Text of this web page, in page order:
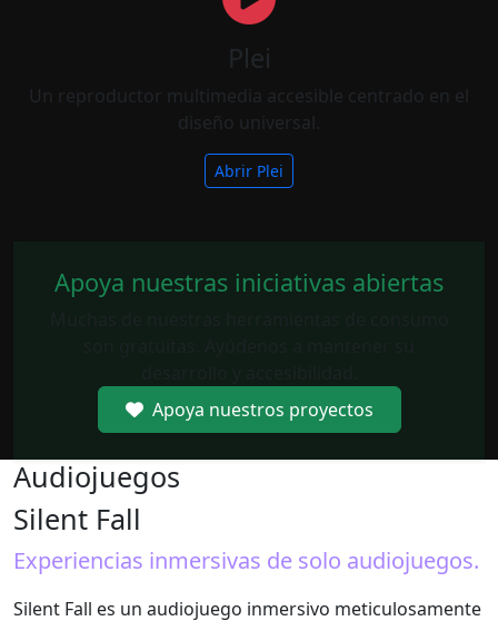
Plei
Un reproductor multimedia accesible centrado en el
diseño universal.
Abrir Plei
Apoya nuestras iniciativas abiertas
Apoya nuestros proyectos
Audiojuegos
Silent Fall
Experiencias inmersivas de solo audiojuegos.
Silent Fall es un audiojuego inmersivo meticulosamente